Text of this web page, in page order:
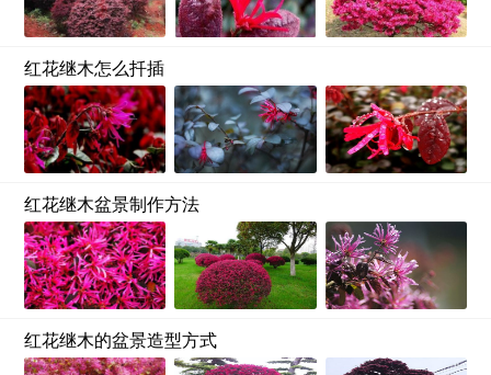
红花继木怎么扦插
红花继木盆景制作方法
红花继木的盆景造型方式